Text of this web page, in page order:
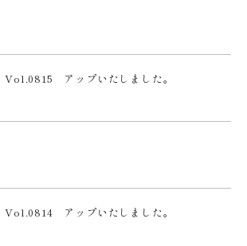
アップいたしました。
アップいたしました。